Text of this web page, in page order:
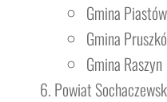
Gmina Piastów
Gmina
Gmina Raszyn
Powiat